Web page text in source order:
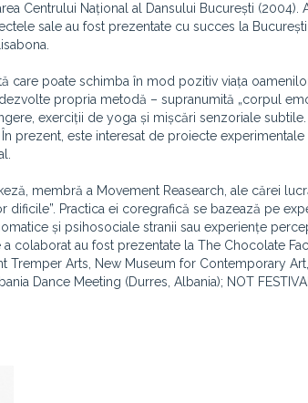
Centrului Național al Dansului București (2004).
sale au fost prezentate cu succes la
care poate schimba în mod pozitiv viața
propria metodă – supranumită „corpul
exerciții de yoga și mișcări senzoriale subtile.
prezent, este interesat de proiecte experimentale
membră a Movement Reasearch, ale cărei
Practica ei coregrafică se bazează pe
și psihosociale stranii sau experiențe
colaborat au fost prezentate la The Chocolate
Tremper Arts, New Museum for Contemporary
Dance Meeting (Durres, Albania); NOT